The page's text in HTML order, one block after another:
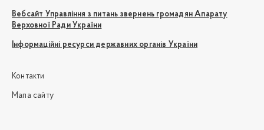
Вебсайт Управління з питань звернень громадян Апарату
Верховної Ради України
Інформаційні ресурси державних органів України
Контакти
Мапа сайту